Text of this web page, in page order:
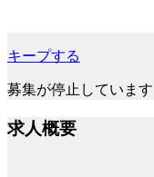
キープする
募集が停止しています
求人概要